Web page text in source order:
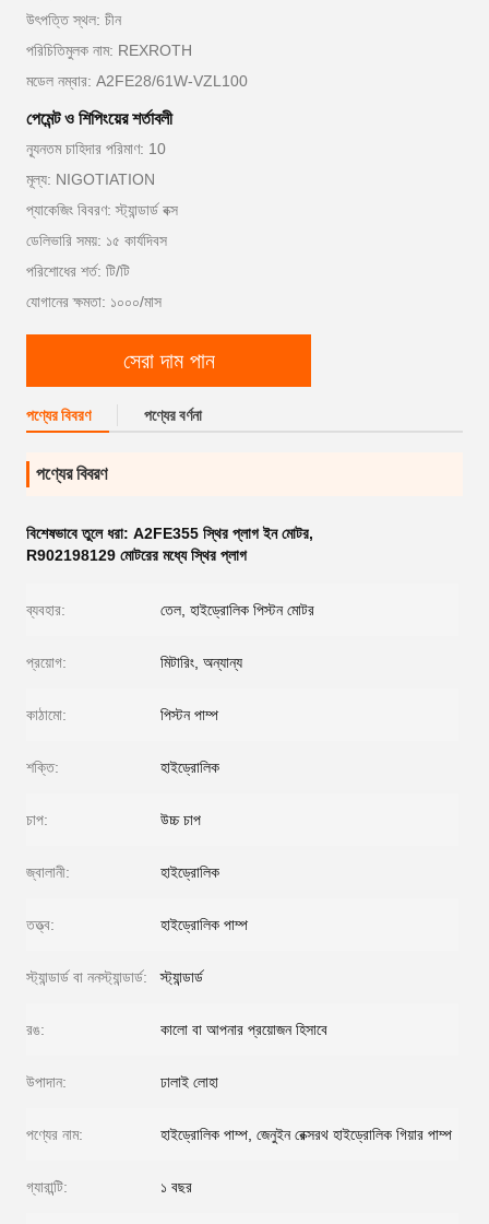
উৎপত্তি স্থল: চীন
পরিচিতিমুলক নাম: REXROTH
মডেল নম্বার: A2FE28/61W-VZL100
পেমেন্ট ও শিপিংয়ের শর্তাবলী
ন্যূনতম চাহিদার পরিমাণ: 10
মূল্য: NIGOTIATION
প্যাকেজিং বিবরণ: স্ট্যান্ডার্ড বক্স
ডেলিভারি সময়: ১৫ কার্যদিবস
পরিশোধের শর্ত: টি/টি
যোগানের ক্ষমতা: ১০০০/মাস
সেরা দাম পান
পণ্যের বিবরণ পণ্যের বর্ণনা
পণ্যের বিবরণ
বিশেষভাবে তুলে ধরা: A2FE355 স্থির প্লাগ ইন মোটর,
R902198129 মোটরের মধ্যে স্থির প্লাগ
ব্যবহার: তেল, হাইড্রোলিক পিস্টন মোটর
প্রয়োগ: মিটারিং, অন্যান্য
কাঠামো: পিস্টন পাম্প
শক্তি: হাইড্রোলিক
চাপ: উচ্চ চাপ
জ্বালানী: হাইড্রোলিক
তত্ত্ব: হাইড্রোলিক পাম্প
স্ট্যান্ডার্ড বা ননস্ট্যান্ডার্ড: স্ট্যান্ডার্ড
রঙ: কালো বা আপনার প্রয়োজন হিসাবে
উপাদান: ঢালাই লোহা
পণ্যের নাম: হাইড্রোলিক পাম্প, জেনুইন রেক্সরথ হাইড্রোলিক গিয়ার পাম্প
গ্যারান্টি: ১ বছর